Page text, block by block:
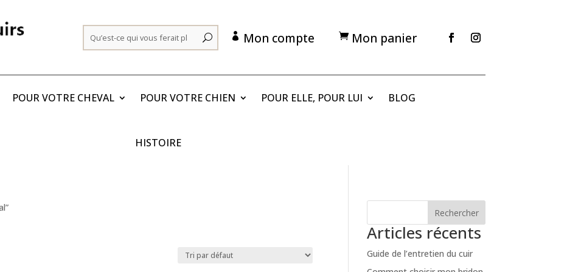
 Mon compte  Mon panier
POUR VOTRE CHEVAL POUR VOTRE CHIEN POUR ELLE, POUR LUI BLOG
HISTOIRE
Rechercher
Articles récents
Guide de l’entretien du cuir